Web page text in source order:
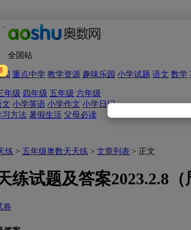
全国站
重点中学 教学资源 趣味乐园 小学试题 语文 数学
年级 四年级 五年级 六年级
文 小学英语 小学作文 小学日记
习方法 暑假生活 父母必读
练 > 五年级奥数天天练 > 文章列表 > 正文
练试题及答案2023.2.8（
卷